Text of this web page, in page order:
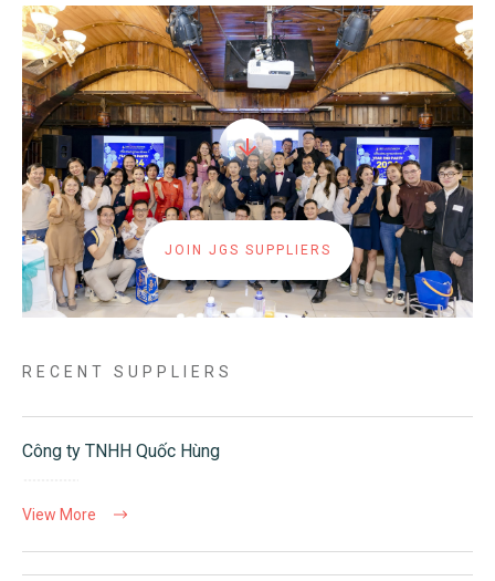
JOIN JGS SUPPLIERS
RECENT SUPPLIERS
Công ty TNHH Quốc Hùng
View More